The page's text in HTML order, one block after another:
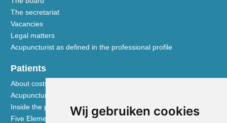
Wij gebruiken cookies
The secretariat
Vacancies
Legal matters
Acupuncturist as defined in the professional profile
Patients
About costs and reimbursements
Acupuncture explained
Inside the practice
Five Element nutrition